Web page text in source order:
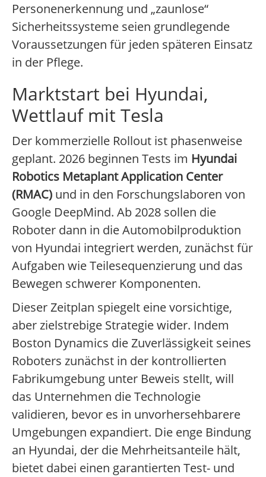
Personenerkennung und „zaunlose“
Sicherheitssysteme seien grundlegende
Voraussetzungen für jeden späteren Einsatz
in der Pflege.
Marktstart bei Hyundai,
Wettlauf mit Tesla
Der kommerzielle Rollout ist phasenweise
geplant. 2026 beginnen Tests im Hyundai
Robotics Metaplant Application Center
(RMAC) und in den Forschungslaboren von
Google DeepMind. Ab 2028 sollen die
Roboter dann in die Automobilproduktion
von Hyundai integriert werden, zunächst für
Aufgaben wie Teilesequenzierung und das
Bewegen schwerer Komponenten.
Dieser Zeitplan spiegelt eine vorsichtige,
aber zielstrebige Strategie wider. Indem
Boston Dynamics die Zuverlässigkeit seines
Roboters zunächst in der kontrollierten
Fabrikumgebung unter Beweis stellt, will
das Unternehmen die Technologie
validieren, bevor es in unvorhersehbarere
Umgebungen expandiert. Die enge Bindung
an Hyundai, der die Mehrheitsanteile hält,
bietet dabei einen garantierten Test- und